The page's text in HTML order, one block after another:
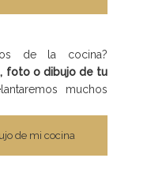
de la cocina?
foto o dibujo de tu
muchos